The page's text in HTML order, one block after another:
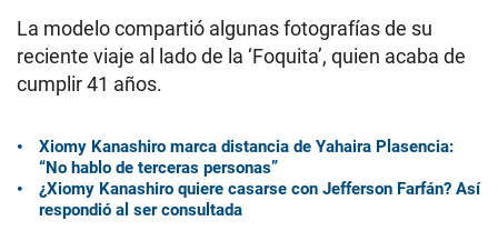
La modelo compartió algunas fotografías de su
reciente viaje al lado de la ‘Foquita’, quien acaba de
cumplir 41 años.
Xiomy Kanashiro marca distancia de Yahaira Plasencia:
“No hablo de terceras personas”
¿Xiomy Kanashiro quiere casarse con Jefferson Farfán? Así
respondió al ser consultada